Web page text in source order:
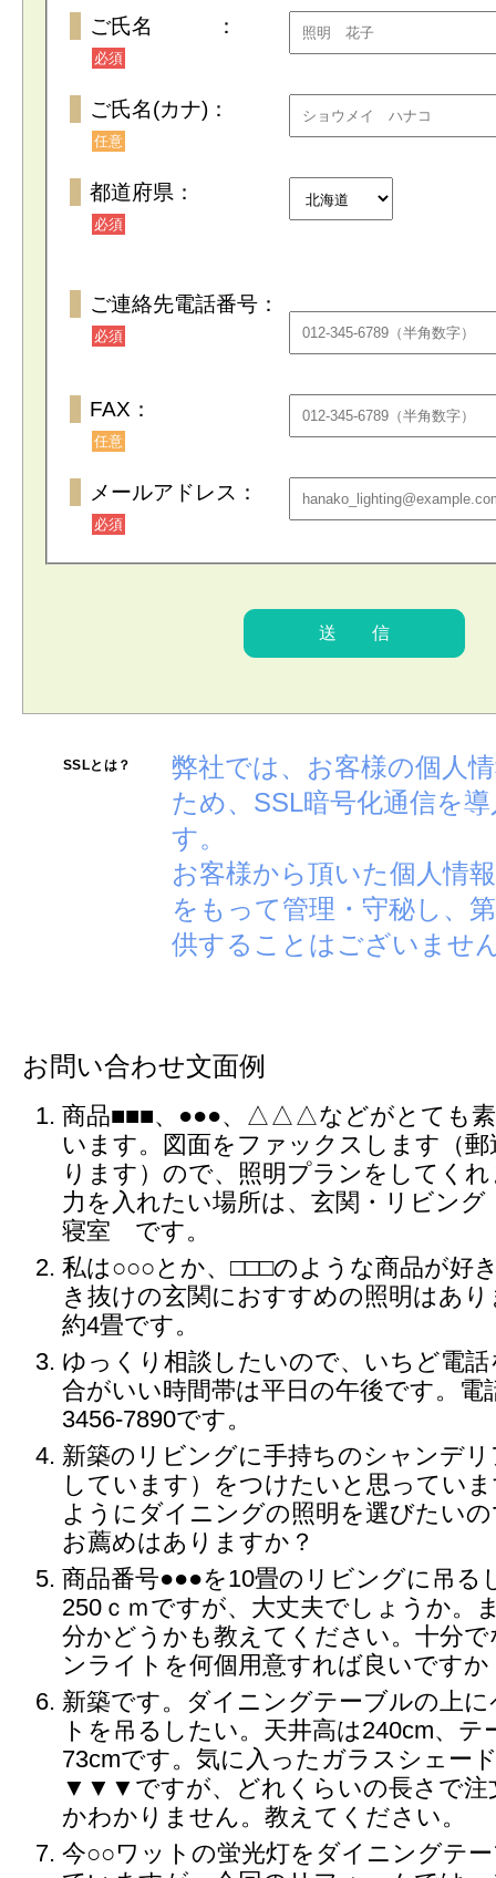
ご氏名 ：
必須
ご氏名(カナ)：
任意
都道府県：
必須
ご連絡先電話番号：
必須
FAX：
任意
メールアドレス：
必須
SSLとは？
弊社では、お客様の個人
ため、SSL暗号化通信を
す。
お客様から頂いた個人情
をもって管理・守秘し、
供することはございませ
お問い合わせ文面例
商品■■■、●●●、△△△などがとても素
います。図面をファックスします（
ります）ので、照明プランをしてく
力を入れたい場所は、玄関・リビン
寝室 です。
私は○○○とか、□□□のような商品が好
き抜けの玄関におすすめの照明はあ
約4畳です。
ゆっくり相談したいので、いちど電
合がいい時間帯は平日の午後です。
3456-7890です。
新築のリビングに手持ちのシャンデ
しています）をつけたいと思ってい
ようにダイニングの照明を選びたい
お薦めはありますか？
商品番号●●●を10畳のリビングに吊る
250ｃｍですが、大丈夫でしょうか。
分かどうかも教えてください。十分
ンライトを何個用意すれば良いですか
新築です。ダイニングテーブルの上
トを吊るしたい。天井高は240cm、
73cmです。気に入ったガラスシェ
▼▼▼ですが、どれくらいの長さで注
かわかりません。教えてください。
今○○ワットの蛍光灯をダイニングテ